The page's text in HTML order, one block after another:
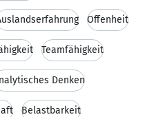
Offenheit
Teamfähigkeit
Denken
Belastbarkeit